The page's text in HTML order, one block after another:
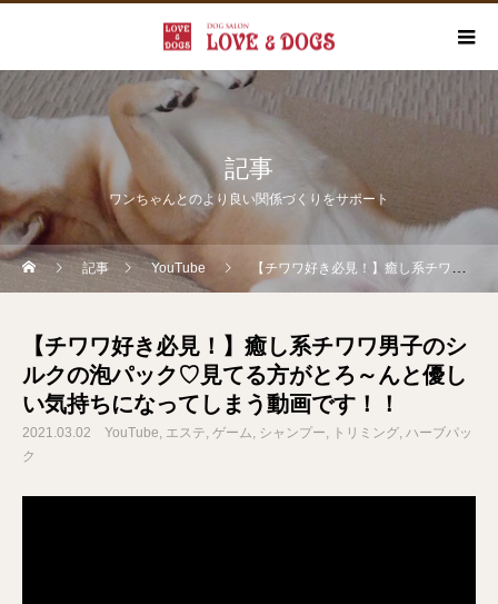
記事
ワンちゃんとのより良い関係づくりをサポート
記事 YouTube 【チワワ好き必見！】癒し系チワワ男子のシルクの泡パック♡見てる方がとろ～んと優しい気持ちになってしまう動画です！！
【チワワ好き必見！】癒し系チワワ男子のシ
ルクの泡パック♡見てる方がとろ～んと優し
い気持ちになってしまう動画です！！
2021.03.02 YouTube エステ ゲーム シャンプー トリミング ハーブパッ
ク